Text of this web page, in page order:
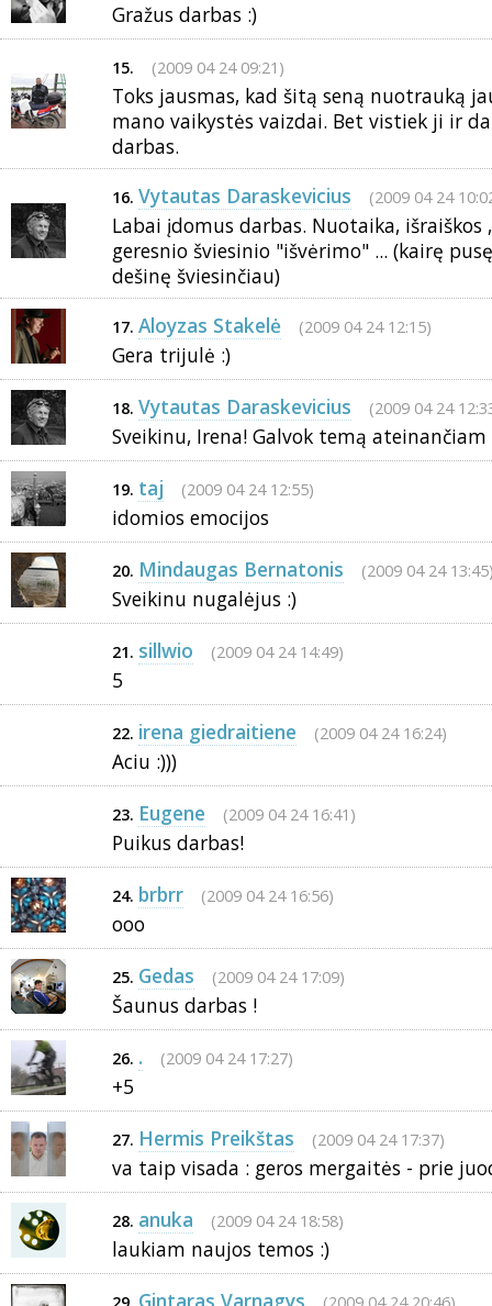
Gražus darbas :)
15. (2009 04 24 09:21)
Toks jausmas, kad šitą seną nuotrauką
mano vaikystės vaizdai. Bet vistiek ji ir
darbas.
16. Vytautas Daraskevicius (2009 04 24
Labai įdomus darbas. Nuotaika, išraiškos
geresnio šviesinio "išvėrimo" ... (kairę
dešinę šviesinčiau)
17. Aloyzas Stakelė (2009 04 24 12:15)
Gera trijulė :)
18. Vytautas Daraskevicius (2009 04 24
Sveikinu, Irena! Galvok temą
19. taj (2009 04 24 12:55)
idomios emocijos
20. Mindaugas Bernatonis (2009 04 24
Sveikinu nugalėjus :)
21. sillwio (2009 04 24 14:49)
5
22. irena giedraitiene (2009 04 24 16:24)
Aciu :)))
23. Eugene (2009 04 24 16:41)
Puikus darbas!
24. brbrr (2009 04 24 16:56)
ooo
25. Gedas (2009 04 24 17:09)
Šaunus darbas !
26. . (2009 04 24 17:27)
+5
27. Hermis Preikštas (2009 04 24 17:37)
va taip visada : geros mergaitės - prie
28. anuka (2009 04 24 18:58)
laukiam naujos temos :)
Gintaras Varnagys (2009 04 24 20:46)